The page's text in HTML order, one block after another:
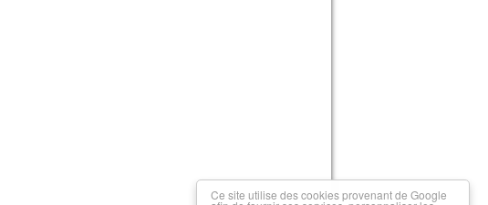
Ce site utilise des cookies provenant de Google